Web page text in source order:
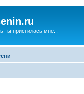
ты приснилась мне...